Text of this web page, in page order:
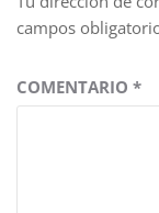
campos
COMENTARIO *